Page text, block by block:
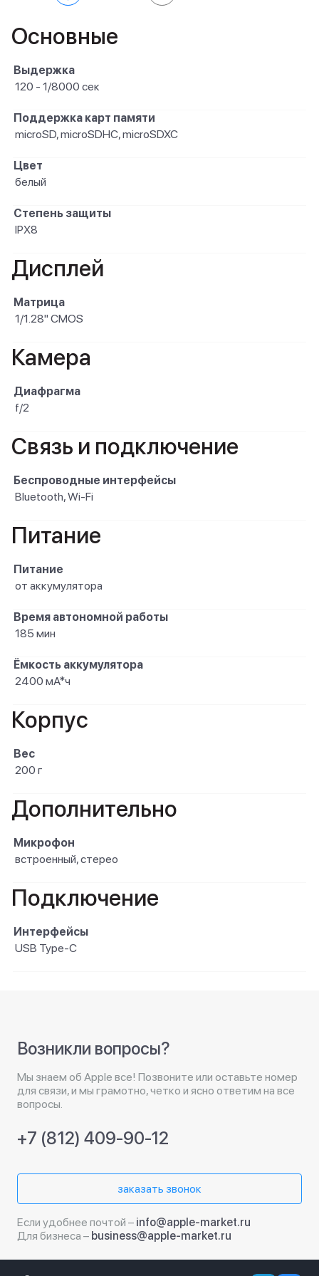
Основные
Выдержка
120 - 1/8000 сек
Поддержка карт памяти
microSD, microSDHC, microSDXC
Цвет
белый
Степень защиты
IPX8
Дисплей
Матрица
1/1.28" CMOS
Камера
Диафрагма
f/2
Связь и подключение
Беспроводные интерфейсы
Bluetooth, Wi-Fi
Питание
Питание
от аккумулятора
Время автономной работы
185 мин
Ёмкость аккумулятора
2400 мА*ч
Корпус
Вес
200 г
Дополнительно
Микрофон
встроенный, стерео
Подключение
Интерфейсы
USB Type-C
Возникли вопросы?
Мы знаем об Apple все! Позвоните или оставьте номер
для связи, и мы грамотно, четко и ясно ответим на все
вопросы.
+7 (812) 409-90-12
заказать звонок
Если удобнее почтой – info@apple-market.ru
Для бизнеса – business@apple-market.ru